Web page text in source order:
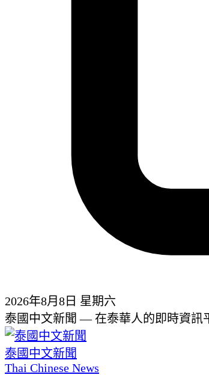
2026年8月8日 星期六
泰國中文新聞 — 在泰華人的即時資訊
泰國中文新聞
Thai Chinese News